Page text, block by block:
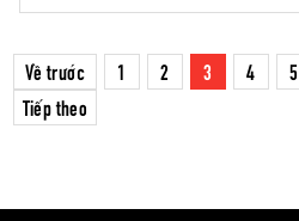
Về trước 1 2 3 4 5
Tiếp theo